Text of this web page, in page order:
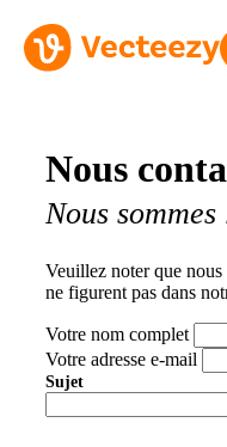
Nous
Nous
Veuillez noter que
ne figurent pas dans
Votre nom complet
Votre adresse e-mail
Sujet